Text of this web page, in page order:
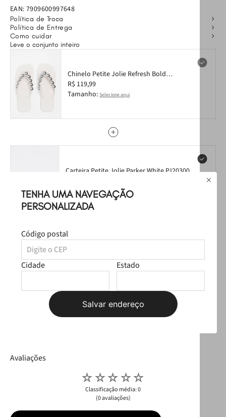
TENHA UMA NAVEGAÇÃO
PERSONALIZADA
Código postal
Cidade Estado
Salvar endereço
EAN: 7909600997648
Política de Troca
Política de Entrega
Como cuidar
Leve o conjunto inteiro
Chinelo Petite Jolie Refresh Bold
White/Níquel PJ7631 35
R$ 119,99
Tamanho: Selecione aqui
Carteira Petite Jolie Parker White PJ20300
R$ 44,99
R$ 49,99
R$ 24,99
produtos
Selecione o tamanho
Avaliações
☆☆☆☆☆
Classificação média: 0
(0 avaliações)